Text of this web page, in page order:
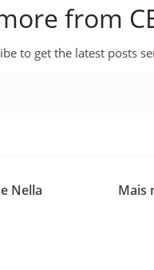
from
to get the latest posts
Nella
Mais